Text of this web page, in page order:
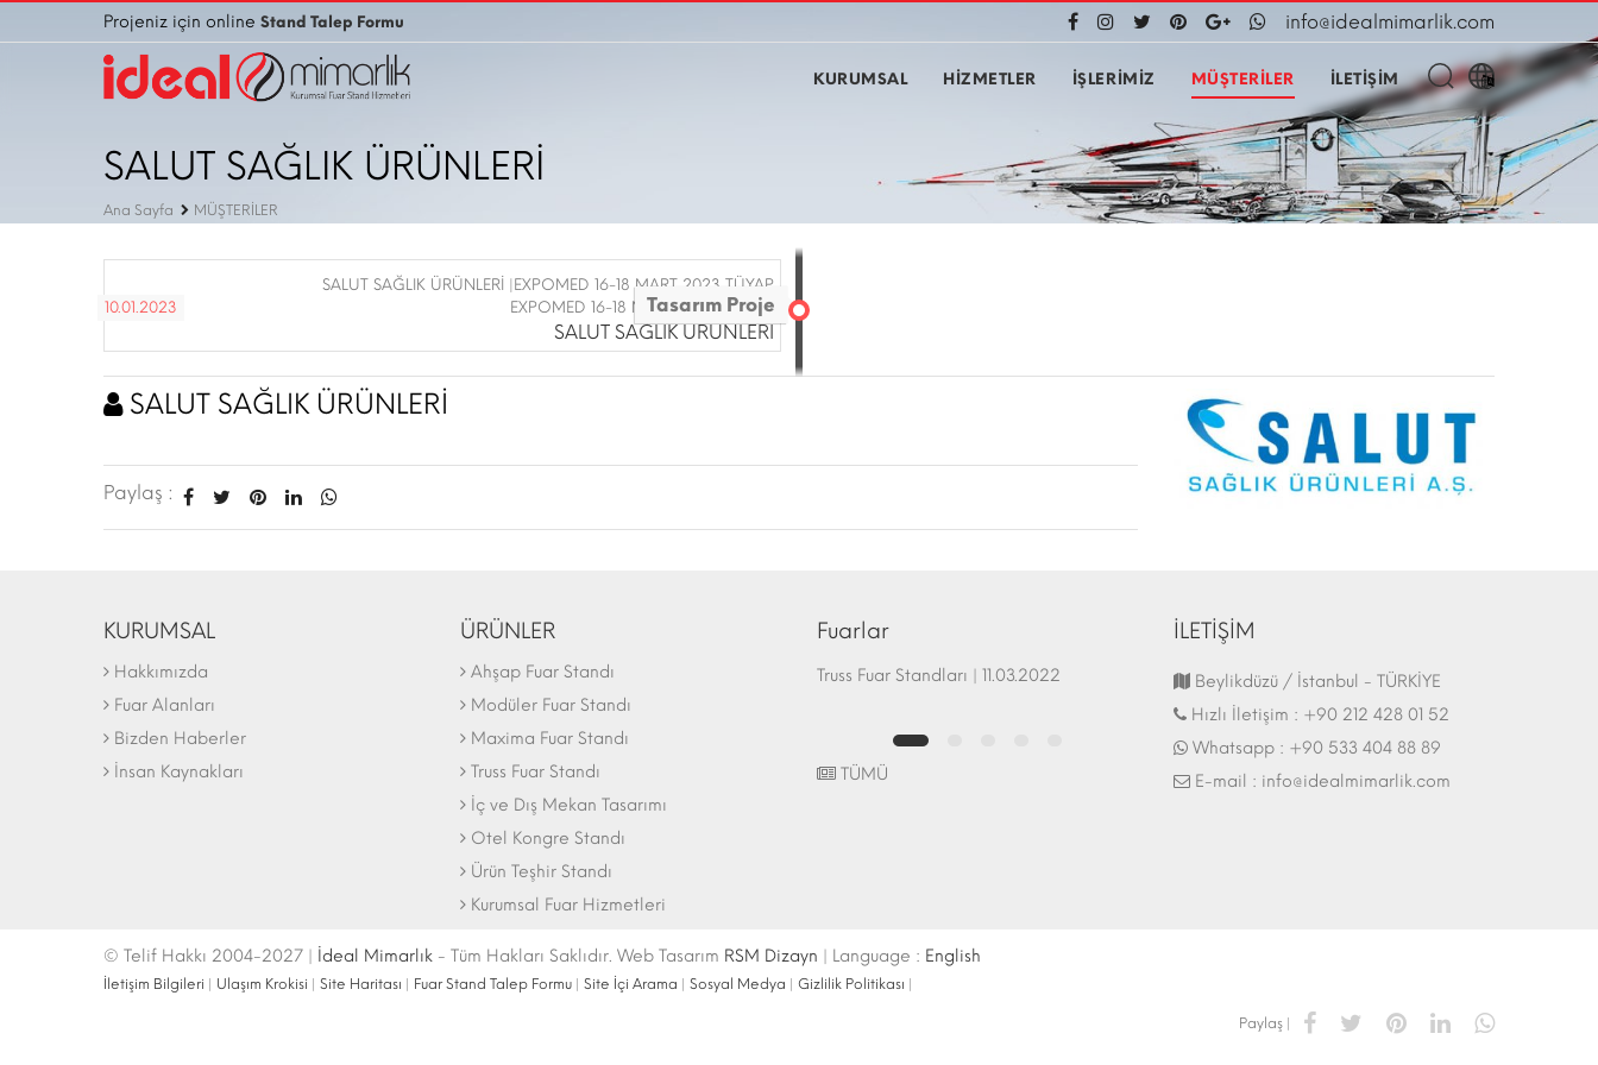
Projeniz için online Stand Talep Formu info@idealmimarlik.com
KURUMSAL HİZMETLER İŞLERİMİZ MÜŞTERİLER İLETİŞİM
SALUT SAĞLIK ÜRÜNLERİ
Ana Sayfa MÜŞTERİLER
Tasarım Proje
10.01.2023
SALUT SAĞLIK ÜRÜNLERİ |EXPOMED 16-18 MART 2023 TÜYAP
EXPOMED 16-18 MART 2023 / 2023
SALUT SAĞLIK ÜRÜNLERİ
SALUT SAĞLIK ÜRÜNLERİ
Paylaş :
KURUMSAL
Hakkımızda
Fuar Alanları
Bizden Haberler
İnsan Kaynakları
ÜRÜNLER
Ahşap Fuar Standı
Modüler Fuar Standı
Maxima Fuar Standı
Truss Fuar Standı
İç ve Dış Mekan Tasarımı
Otel Kongre Standı
Ürün Teşhir Standı
Kurumsal Fuar Hizmetleri
Fuarlar
Truss Fuar Standları | 11.03.2022 Fuar Stand | 07.10.2017
TÜMÜ
İLETİŞİM
Beylikdüzü / İstanbul - TÜRKİYE
Hızlı İletişim : +90 212 428 01 52
Whatsapp : +90 533 404 88 89
E-mail : info@idealmimarlik.com
© Telif Hakkı 2004-2027 | İdeal Mimarlık - Tüm Hakları Saklıdır. Web Tasarım RSM Dizayn | Language : English
İletişim Bilgileri Ulaşım Krokisi Site Haritası Fuar Stand Talep Formu Site İçi Arama Sosyal Medya Gizlilik Politikası
Paylaş |